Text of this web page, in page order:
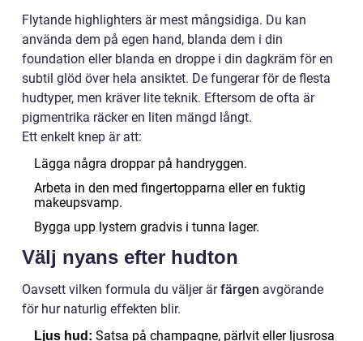
Flytande highlighters är mest mångsidiga. Du kan
använda dem på egen hand, blanda dem i din
foundation eller blanda en droppe i din dagkräm för en
subtil glöd över hela ansiktet. De fungerar för de flesta
hudtyper, men kräver lite teknik. Eftersom de ofta är
pigmentrika räcker en liten mängd långt.
Ett enkelt knep är att:
Lägga några droppar på handryggen.
Arbeta in den med fingertopparna eller en fuktig
makeupsvamp.
Bygga upp lystern gradvis i tunna lager.
Välj nyans efter hudton
Oavsett vilken formula du väljer ärfärgen avgörande
för hur naturlig effekten blir.
Ljus hud: Satsa på champagne, pärlvit eller ljusrosa